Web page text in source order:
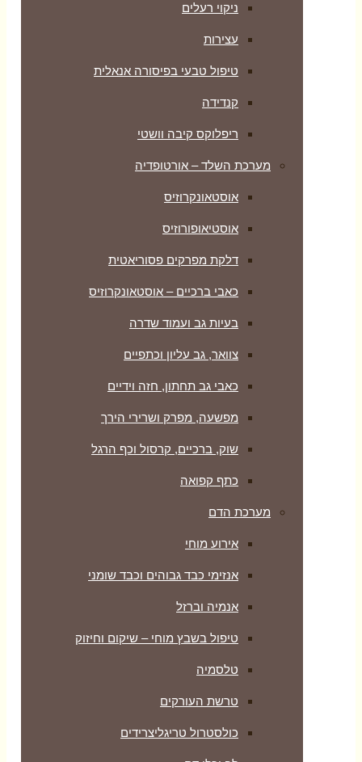
ניקוי רעלים
עצירות
טיפול טבעי בפיסורה אנאלית
קנדידה
ריפלוקס קיבה וושטי
מערכת השלד – אורטופדיה
אוסטאונקרוזיס
אוסטיאופורוזיס
דלקת מפרקים פסוריאטית
כאבי ברכיים – אוסטאונקרוזיס
בעיות גב ועמוד שדרה
צוואר, גב עליון וכתפיים
כאבי גב תחתון, חזה וידיים
מפשעה, מפרק ושרירי הירך
שוק, ברכיים, קרסול וכף הרגל
כתף קפואה
מערכת הדם
אירוע מוחי
אנזימי כבד גבוהים וכבד שומני
אנמיה וברזל
טיפול בשבץ מוחי – שיקום וחיזוק
טלסמיה
טרשת העורקים
כולסטרול טריגליצרידים